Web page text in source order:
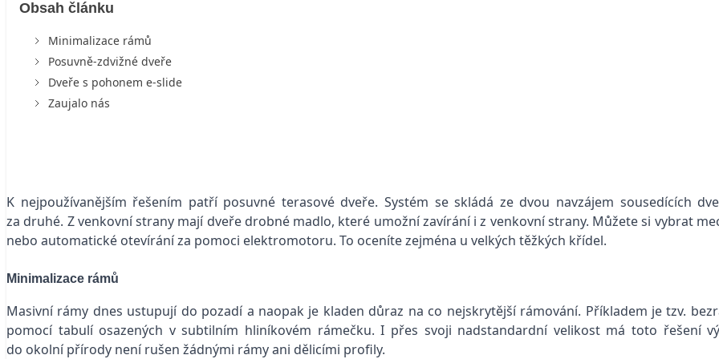
Obsah článku
Minimalizace rámů
Posuvně-zdvižné dveře
Dveře s pohonem e-slide
Zaujalo nás
K nejpoužívanějším řešením patří posuvné terasové dveře. Systém se skládá ze dvou navzájem sousedících
za druhé. Z venkovní strany mají dveře drobné madlo, které umožní zavírání i z venkovní strany. Můžete si vybrat
nebo automatické otevírání za pomoci elektromotoru. To oceníte zejména u velkých těžkých křídel.
Minimalizace rámů
Masivní rámy dnes ustupují do pozadí a naopak je kladen důraz na co nejskrytější rámování. Příkladem je tzv.
pomocí tabulí osazených v subtilním hliníkovém rámečku. I přes svoji nadstandardní velikost má toto řešení
do okolní přírody není rušen žádnými rámy ani dělicími profily.